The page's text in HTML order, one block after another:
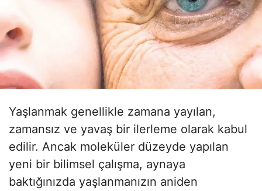
Yaşlanmak genellikle zamana yayılan,
zamansız ve yavaş bir ilerleme olarak kabul
edilir. Ancak moleküler düzeyde yapılan
yeni bir bilimsel çalışma, aynaya
baktığınızda yaşlanmanızın aniden